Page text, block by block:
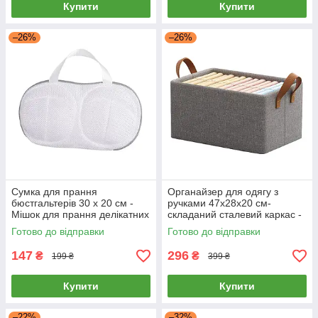
Купити Купити
–26%
Сумка для прання
бюстгальтерів 30 х 20 см -
Мішок для прання делікатних
речей
Готово до відправки
147 ₴ 199 ₴
Купити
–26%
Органайзер для одягу з
ручками 47х28х20 см-
складаний сталевий каркас -
grey & brown handle
Готово до відправки
296 ₴ 399 ₴
Купити